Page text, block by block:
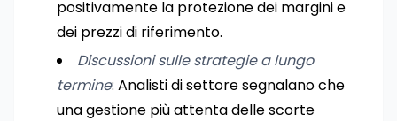
positivamente la protezione dei margini e
dei prezzi di riferimento.
Discussioni sulle strategie a lungo
termine: Analisti di settore segnalano che
una gestione più attenta delle scorte